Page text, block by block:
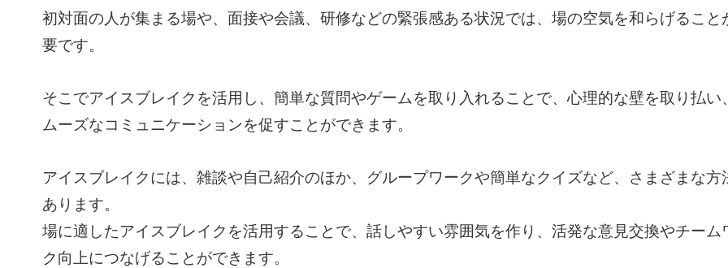
初対面の人が集まる場や、面接や会議、研修などの緊張感ある状況では、場の空気を和らげること
要です。
そこでアイスブレイクを活用し、簡単な質問やゲームを取り入れることで、心理的な壁を取り払い
ムーズなコミュニケーションを促すことができます。
アイスブレイクには、雑談や自己紹介のほか、グループワークや簡単なクイズなど、さまざまな方
あります。
場に適したアイスブレイクを活用することで、話しやすい雰囲気を作り、活発な意見交換やチーム
ク向上につなげることができます。